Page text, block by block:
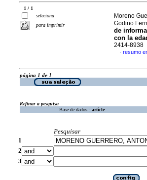
1 / 1
seleciona
para imprimir
Moreno
Godino
de
con la
2414-8938
· resumo
página 1 de 1
Refinar a pesquisa
Base de dados : article
Pesquisar
1
2
3